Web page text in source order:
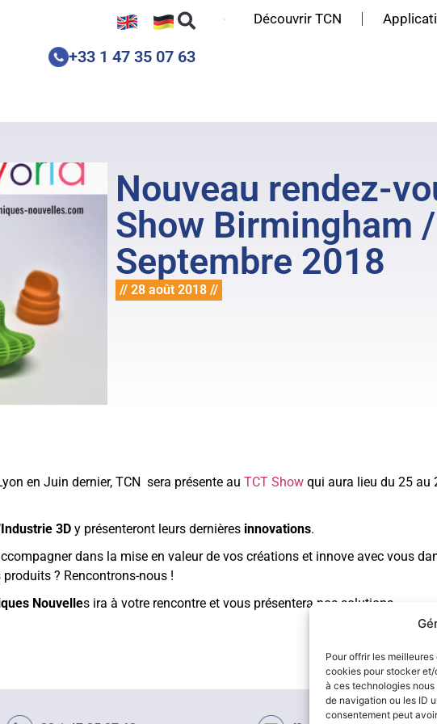
Pour offrir les
cookies pour stocker
à ces technologies
de navigation ou les ID
consentement peut
+33 1 47 35 07 63
Découvrir TCN
Nouveau rendez-
Show Birmingham
Septembre 2018
// 28 août 2018 //
en Juin dernier, TCN sera présente au TCT Show qui aura lieu du 25 au
Industrie 3D y présenteront leurs dernières innovations.
dans la mise en valeur de vos créations et innove avec vous
? Rencontrons-nous !
Nouvelles ira à votre rencontre et vous présentera nos solutions.